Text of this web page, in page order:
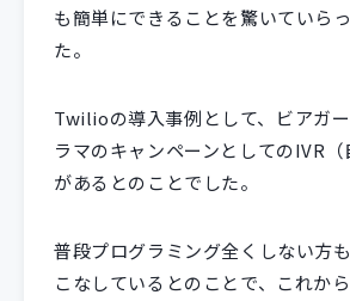
も簡単にできることを驚いていら
た。
Twilioの導入事例として、ビアガ
ラマのキャンペーンとしてのIVR
があるとのことでした。
普段プログラミング全くしない方
こなしているとのことで、これか